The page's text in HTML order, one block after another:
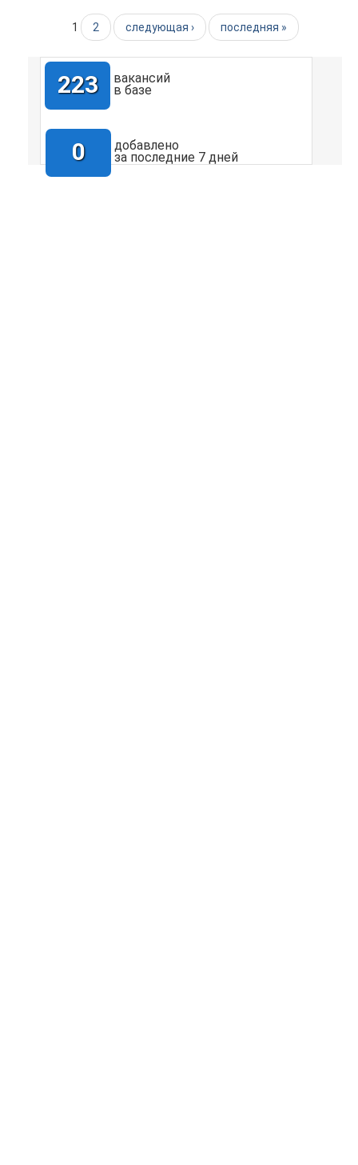
1 2 следующая › последняя »
223 вакансий
в базе
0 добавлено
за последние 7 дней